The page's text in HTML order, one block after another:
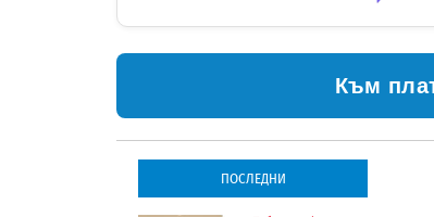
Към
ПОСЛЕДНИ